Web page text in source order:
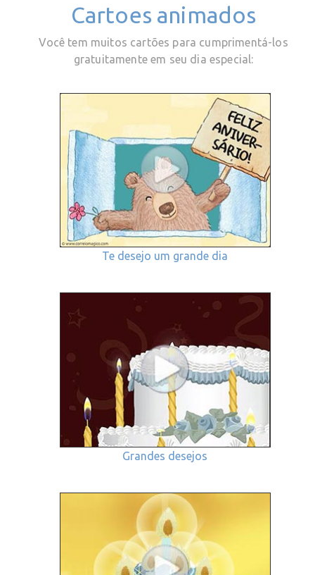
Cartoes animados
Você tem muitos cartões para cumprimentá-los
gratuitamente em seu dia especial:
Te desejo um grande dia
Grandes desejos